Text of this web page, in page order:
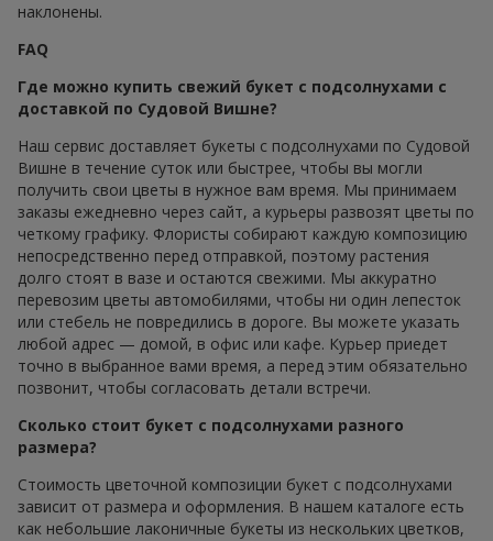
наклонены.
FAQ
Где можно купить свежий букет с подсолнухами с
доставкой по Судовой Вишне?
Наш сервис доставляет букеты с подсолнухами по Судовой
Вишне в течение суток или быстрее, чтобы вы могли
получить свои цветы в нужное вам время. Мы принимаем
заказы ежедневно через сайт, а курьеры развозят цветы по
четкому графику. Флористы собирают каждую композицию
непосредственно перед отправкой, поэтому растения
долго стоят в вазе и остаются свежими. Мы аккуратно
перевозим цветы автомобилями, чтобы ни один лепесток
или стебель не повредились в дороге. Вы можете указать
любой адрес — домой, в офис или кафе. Курьер приедет
точно в выбранное вами время, а перед этим обязательно
позвонит, чтобы согласовать детали встречи.
Сколько стоит букет с подсолнухами разного
размера?
Стоимость цветочной композиции букет с подсолнухами
зависит от размера и оформления. В нашем каталоге есть
как небольшие лаконичные букеты из нескольких цветков,